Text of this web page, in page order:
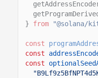
}
from "@solana/
const
const
const